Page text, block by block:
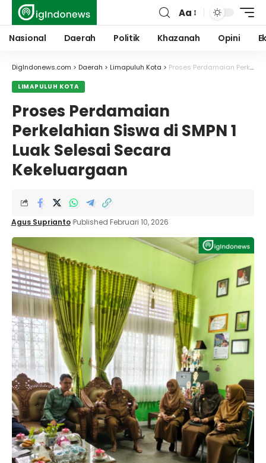
Font
Resizer
Aa
Nasional Daerah Politik Khazanah Opini
DigIndonews.com > Daerah > Limapuluh Kota > Proses Perdamaian Perkelahian Siswa di SMPN 1 Luak Selesai Secara Kekeluargaan
LIMAPULUH KOTA
Proses Perdamaian
Perkelahian Siswa di SMPN 1
Luak Selesai Secara
Kekeluargaan
Agus Suprianto Published Februari 10, 2026